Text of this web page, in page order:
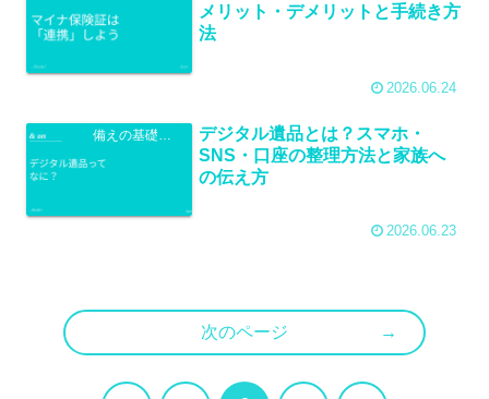
メリット・デメリットと手続き方
法
2026.06.24
備えの基礎知識
デジタル遺品とは？スマホ・
SNS・口座の整理方法と家族へ
の伝え方
2026.06.23
次のページ